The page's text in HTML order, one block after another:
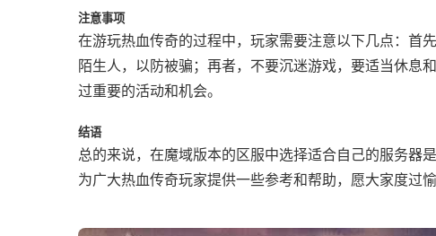
注意事项
在游玩热血传奇的过程中，玩家需要注意以下几点：首
陌生人，以防被骗；再者，不要沉迷游戏，要适当休息
过重要的活动和机会。
结语
总的来说，在魔域版本的区服中选择适合自己的服务器
为广大热血传奇玩家提供一些参考和帮助，愿大家度过愉